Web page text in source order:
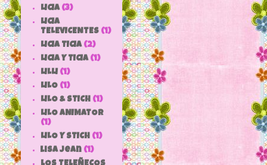
LICIA (3)
LICIA
TELEVICENTES (1)
LICIA TICIA (2)
LICIA Y TICIA (1)
LILLI (1)
LILO (1)
LILO & STICH (1)
LILO ANIMATOR
(1)
LILO Y STICH (1)
lisa jean (1)